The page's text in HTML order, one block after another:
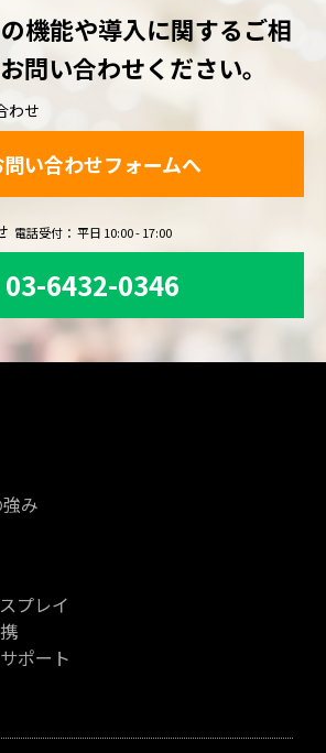
機能や導入に関するご相
問い合わせください。
わせ
問い合わせフォームへ
電話受付： 平日 10:00 - 17:00
03-6432-0346
み
プレイ
ポート